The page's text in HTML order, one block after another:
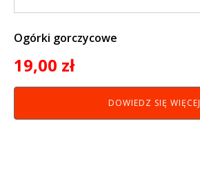
Ogórki gorczycowe
19,00 zł
DOWIEDZ SIĘ WIĘCEJ